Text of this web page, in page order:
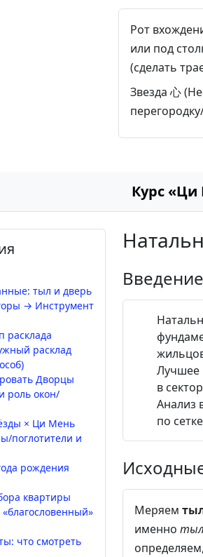
Рот
или под
(сделать
Звезда 心
Курс «Ци
тыл и дверь
→ Инструмент
расклада
расклад
Дворцы
роль окон/
× Ци Мень
поглотители и
рождения
квартиры
что смотреть
в
Анализ
по
Меряем
именно